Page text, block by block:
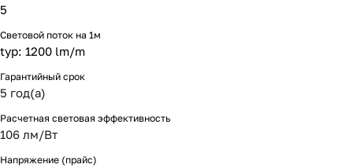
5
Световой поток на 1м
typ: 1200 lm/m
Гарантийный срок
5 год(а)
Расчетная световая эффективность
106 лм/Вт
Напряжение (прайс)